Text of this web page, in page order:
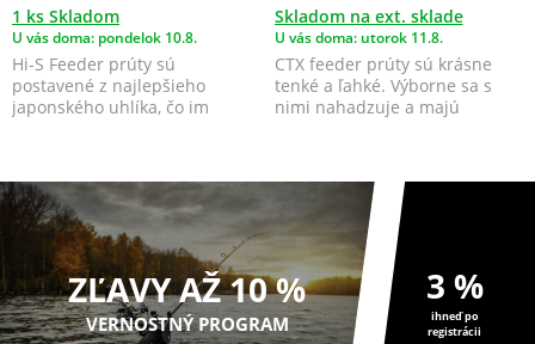
1 ks Skladom
U vás doma: pondelok 10.8.
Hi-S Feeder prúty sú
postavené z najlepšieho
japonského uhlíka, čo im
Skladom na ext. sklade
U vás doma: utorok 11.8.
CTX feeder prúty sú krásne
tenké a ľahké. Výborne sa s
nimi nahadzuje a majú
ZĽAVY AŽ 10 %
VERNOSTNÝ PROGRAM
3 %
ihneď po
registrácii